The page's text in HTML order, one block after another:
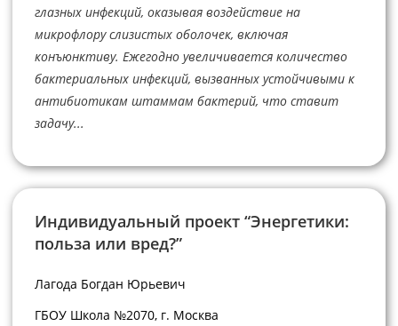
глазных инфекций, оказывая воздействие на
микрофлору слизистых оболочек, включая
конъюнктиву. Ежегодно увеличивается количество
бактериальных инфекций, вызванных устойчивыми к
антибиотикам штаммам бактерий, что ставит
задачу...
Индивидуальный проект “Энергетики:
польза или вред?”
Лагода Богдан Юрьевич
ГБОУ Школа №2070, г. Москва